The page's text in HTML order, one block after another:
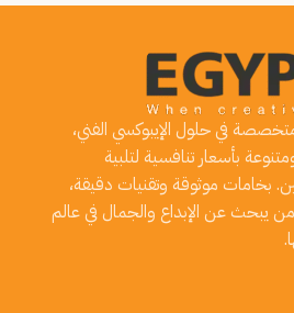
في حلول الإيبوكسي الفني،
بأسعار تنافسية لتلبية
بخامات موثوقة وتقنيات دقيقة،
يبحث عن الإبداع والجمال في عالم